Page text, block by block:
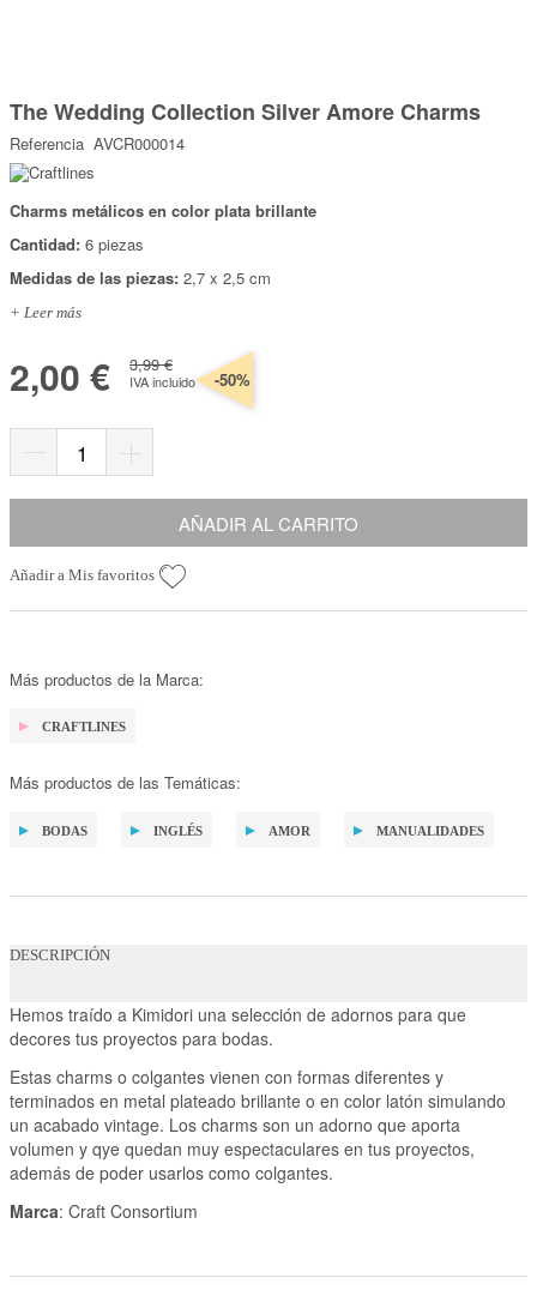
Top Ventas
Temática
Somos Kimidori
comienzo
de
la
galería
de
imágenes
The Wedding Collection Silver Amore Charms
Referencia AVCR000014
Charms metálicos en color plata brillante
Cantidad: 6 piezas
Medidas de las piezas: 2,7 x 2,5 cm
+ Leer más
2,00 € 3,99 €
IVA incluido -50%
AÑADIR AL CARRITO
Añadir a Mis favoritos
Más productos de la Marca:
CRAFTLINES
Más productos de las Temáticas:
BODAS INGLÉS AMOR MANUALIDADES
DESCRIPCIÓN
Hemos traído a Kimidori una selección de adornos para que
decores tus proyectos para bodas.
Estas charms o colgantes vienen con formas diferentes y
terminados en metal plateado brillante o en color latón simulando
un acabado vintage. Los charms son un adorno que aporta
volumen y qye quedan muy espectaculares en tus proyectos,
además de poder usarlos como colgantes.
Marca: Craft Consortium